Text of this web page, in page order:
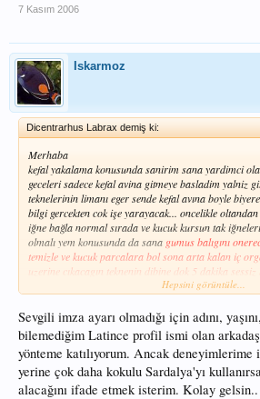
7 Kasım 2006
Iskarmoz
Dicentrarhus Labrax demiş ki:
Merhaba
kefal yakalama konusunda sanirim sana yardimci
geceleri sadece kefal avina gitmeye basladim yalniz
teknelerinin limanı eger sende kefal avına boyle
bilgi gercekten cok işe yarayacak... oncelikle
iğne bağla normal sırada ve kucuk kursun tak
olmalı yem konusunda da sana gumus balıgını
temizle ve kucuk parcalara bol sona arta kalan iç
uzerine cıkacagın teknenin dibine dok 5 dakika sessiz
gumus balıgından elde ettiğin yemleri takve oltayı
misinanda sadece kucuk carpmalar hissedeceksin
nedenide kefal yemi cekerken serbestce hareket
guvenmesidir, iğnelerde kucuk oldugu için ani
ve aklında bulunsun cok buyuk kefalller için yanında
yontemle coooooookkk kefal yakaladım ve 2 kiloluk
için kacırdım
Hepsini görüntüle...
Sevgili imza ayarı olmadığı için adını,
bilemediğim Latince profil ismi olan
yönteme katılıyorum. Ancak deneyimlerime
yerine çok daha kokulu Sardalya'yı
alacağını ifade etmek isterim. Kolay gelsin..